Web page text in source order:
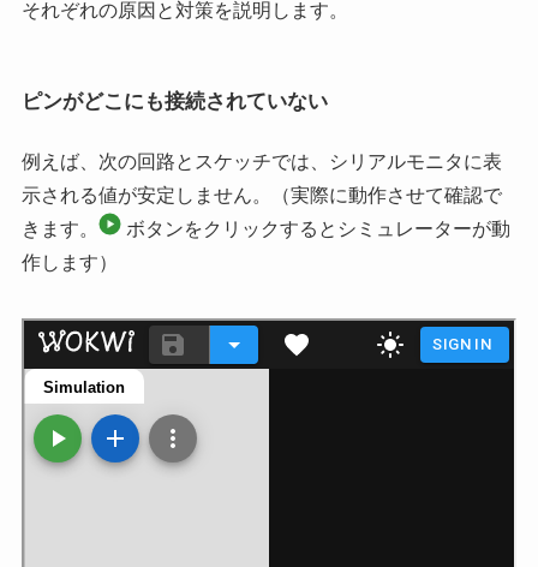
それぞれの原因と対策を説明します。
ピンがどこにも接続されていない
例えば、次の回路とスケッチでは、シリアルモニタに表
示される値が安定しません。（実際に動作させて確認で
きます。
ボタンをクリックするとシミュレーターが動
作します）